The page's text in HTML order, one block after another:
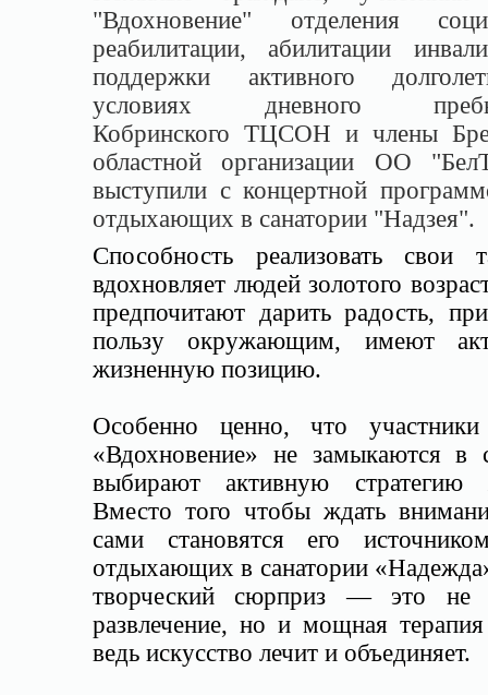
"Вдохновение" отделения
реабилитации, абилитации
поддержки активного
условиях дневного
Кобринского ТЦСОН и члены
областной организации ОО
выступили с концертной
отдыхающих в санатории "Надзея".
Способность реализовать свои
вдохновляет людей золотого
предпочитают дарить радость,
пользу окружающим, имеют
жизненную позицию.
Особенно ценно, что
«Вдохновение» не замыкаются в
выбирают активную стратегию
Вместо того чтобы ждать
сами становятся его
отдыхающих в санатории
творческий сюрприз — это не
развлечение, но и мощная
ведь искусство лечит и объединяет.